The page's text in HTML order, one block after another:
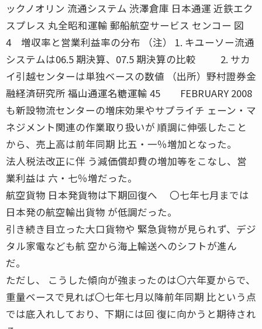
ックノオリン 流通システム 渋澤倉庫 日本通運 近鉄エク
スプレス 丸全昭和運輸 郵船航空サービス センコー 図
4 増収率と営業利益率の分布 （注） 1. キユーソー流通
システムは06.5 期決算、07.5 期決算の比較 2. サカ
イ引越センターは単独ベースの数値 （出所）野村證券金
融経済研究所 福山通運名糖運輸 45 FEBRUARY 2008
も新設物流センターの増床効果やサプライチ ェーン・マ
ネジメント関連の作業取り扱いが 順調に伸張したこと
から、売上高は前年同期 比五・一％増加となった。
法人税法改正に伴 う減価償却費の増加等をこなし、営
業利益は 六・七％増だった。
航空貨物 日本発貨物は下期回復へ 〇七年七月までは
日本発の航空輸出貨物 が低調だった。
引き続き目立った大口貨物や 緊急貨物が見られず、デジ
タル家電なども航 空から海上輸送へのシフトが進ん
だ。
ただし、 こうした傾向が強まったのは〇六年夏からで、
重量ベースで見れば〇七年七月以降前年同期 比という点
では底入れしており、下期には回 復に向かうと期待され